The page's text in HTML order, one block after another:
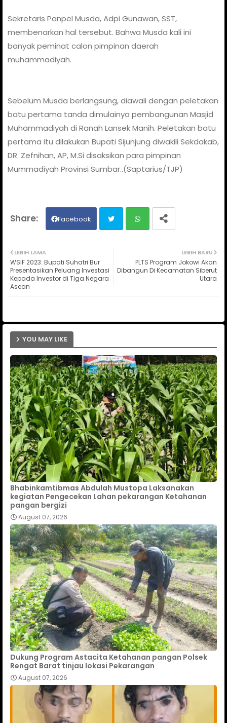
Sekretaris Panpel Musda, Adpi Gunawan, SST,
membenarkan hal tersebut. Bahwa Musda kali ini
banyak peminat calon pimpinan daerah
muhammadiyah.
Sebelum Musda berlangsung, diawali dengan peletakan
batu pertama tanda dimulainya pembangunan Masjid
Muhammadiyah di Ranah Lansek Manih. Peletakan batu
pertama itu dilakukan Bupati Sijunjung diwakili Sekdakab,
DR. Zefnihan, AP, M.Si disaksikan para pimpinan
Mummadiyah Provinsi Sumbar..(Saptarius/TJP)
Facebook
ats
LEBIH BARU
PLTS Program Jokowi Akan
Dibangun Di Kecamatan Siberut
Utara
LEBIH LAMA
WSIF 2023: Bupati Suhatri Bur
Presentasikan Peluang Investasi
Kepada Investor di Tiga Negara
Asean
YOU MAY LIKE
Bhabinkamtibmas Abdulah Mustopa Laksanakan
kegiatan Pengecekan Lahan pekarangan Ketahanan
pangan bergizi
August 07, 2026
Dukung Program Astacita Ketahanan pangan Polsek
Rengat Barat tinjau lokasi Pekarangan
August 07, 2026